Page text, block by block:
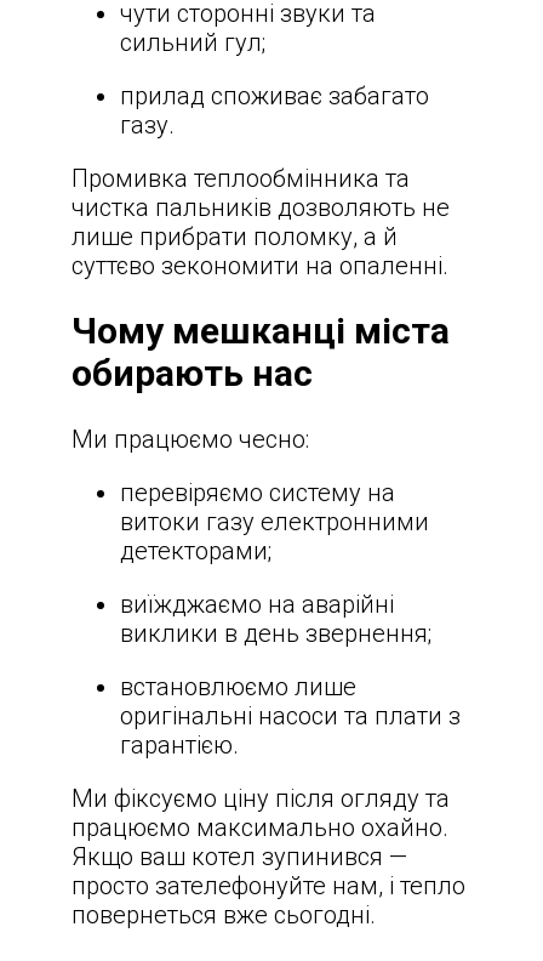
чути сторонні звуки та
сильний гул;
прилад споживає забагато
газу.
Промивка теплообмінника та
чистка пальників дозволяють не
лише прибрати поломку, а й
суттєво зекономити на опаленні.
Чому мешканці міста
обирають нас
Ми працюємо чесно:
перевіряємо систему на
витоки газу електронними
детекторами;
виїжджаємо на аварійні
виклики в день звернення;
встановлюємо лише
оригінальні насоси та плати з
гарантією.
Ми фіксуємо ціну після огляду та
працюємо максимально охайно.
Якщо ваш котел зупинився —
просто зателефонуйте нам, і тепло
повернеться вже сьогодні.